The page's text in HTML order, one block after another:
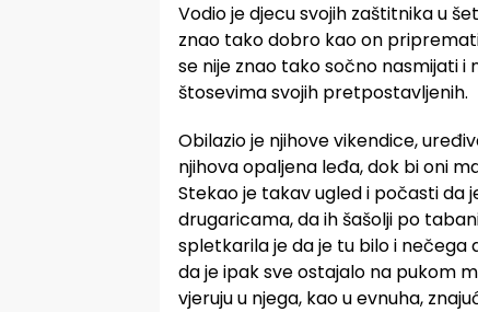
Vodio je djecu svojih zaštitnika u
znao tako dobro kao on
se nije znao tako sočno nasmijati i
štosevima svojih pretpostavljenih.
Obilazio je njihove vikendice,
njihova opaljena leđa, dok bi oni
Stekao je takav ugled i počasti da
drugaricama, da ih šašolji po
spletkarila je da je tu bilo i
da je ipak sve ostajalo na pukom
vjeruju u njega, kao u evnuha,